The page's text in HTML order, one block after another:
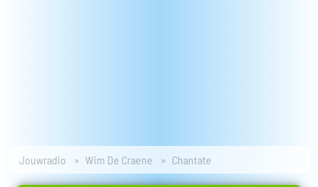
Jouwradio Wim De Craene Chantate